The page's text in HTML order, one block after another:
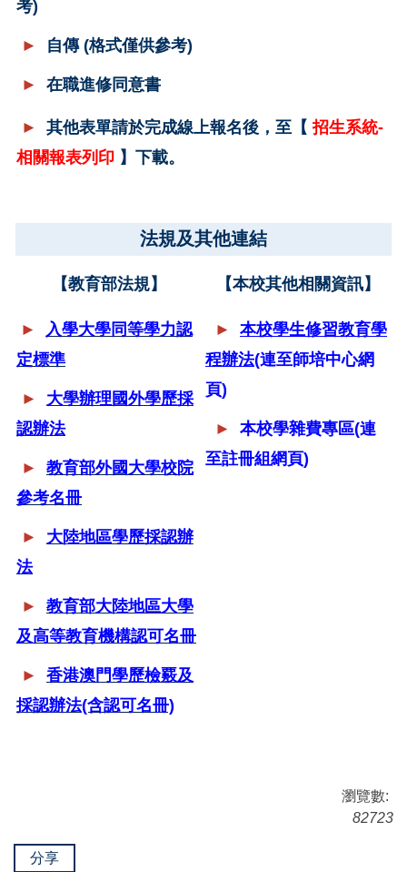
考)
► 自傳(格式僅供參考)
► 在職進修同意書
► 其他表單請於完成線上報名後，至【 招生系統-
相關報表列印 】 下載。
法規及其他連結
【教育部法規】 【本校其他相關資訊】
►
入學大學同等學力認
定標準
►
大學辦理國外學歷採
認辦法
►
教育部外國大學校院
參考名冊
►
大陸地區學歷採認辦
法
► 教育部大陸地區大學
及高等教育機構認可名冊
►
香港澳門學歷檢覈及
採認辦法(含認可名冊)
►
本校學生修習教育學
程辦法(連至師培中心網
頁)
► 本校學雜費專區(連
至註冊組網頁)
瀏覽數:
82723
分享